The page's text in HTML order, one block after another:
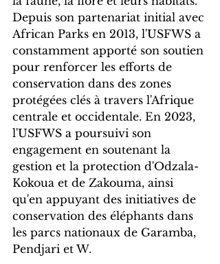
Depuis son partenariat initial avec
African Parks en 2013, l'USFWS a
constamment apporté son soutien
pour renforcer les efforts de
conservation dans des zones
protégées clés à travers l'Afrique
centrale et occidentale. En 2023,
l'USFWS a poursuivi son
engagement en soutenant la
gestion et la protection d'Odzala-
Kokoua et de Zakouma, ainsi
qu'en appuyant des initiatives de
conservation des éléphants dans
les parcs nationaux de Garamba,
Pendjari et W.